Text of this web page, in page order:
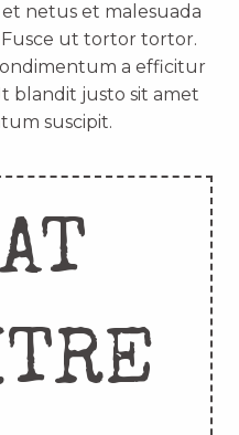
netus et malesuada
Fusce ut tortor tortor.
a efficitur
blandit justo sit amet
suscipit.